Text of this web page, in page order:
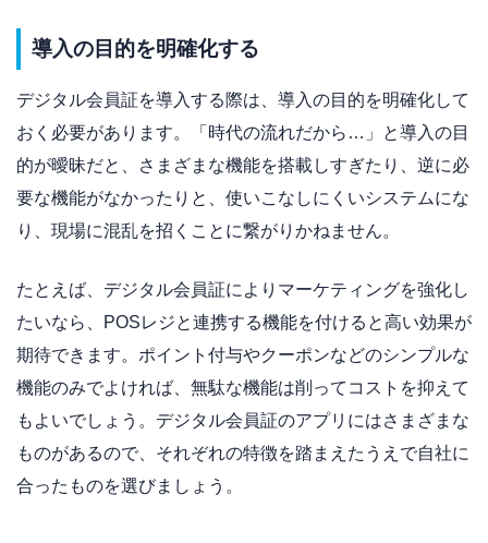
導入の目的を明確化する
デジタル会員証を導入する際は、導入の目的を明確化して
おく必要があります。「時代の流れだから…」と導入の目
的が曖昧だと、さまざまな機能を搭載しすぎたり、逆に必
要な機能がなかったりと、使いこなしにくいシステムにな
り、現場に混乱を招くことに繋がりかねません。
たとえば、デジタル会員証によりマーケティングを強化し
たいなら、POSレジと連携する機能を付けると高い効果が
期待できます。ポイント付与やクーポンなどのシンプルな
機能のみでよければ、無駄な機能は削ってコストを抑えて
もよいでしょう。デジタル会員証のアプリにはさまざまな
ものがあるので、それぞれの特徴を踏まえたうえで自社に
合ったものを選びましょう。